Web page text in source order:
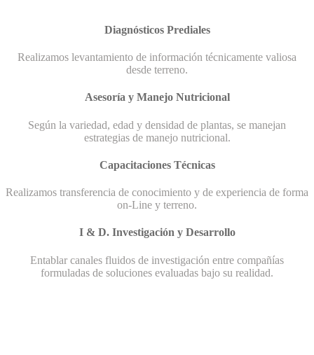
Diagnósticos Prediales
Realizamos levantamiento de información técnicamente valiosa
desde terreno.
Asesoría y Manejo Nutricional
Según la variedad, edad y densidad de plantas, se manejan
estrategias de manejo nutricional.
Capacitaciones Técnicas
Realizamos transferencia de conocimiento y de experiencia de forma
on-Line y terreno.
I & D. Investigación y Desarrollo
Entablar canales fluidos de investigación entre compañías
formuladas de soluciones evaluadas bajo su realidad.